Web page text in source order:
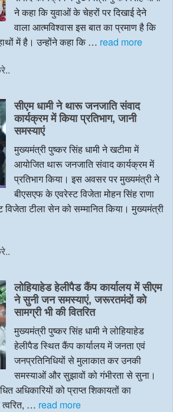
ने कहा कि युवाओं के चेहरों पर दिखाई देने
वाला आत्मविश्वास इस बात का प्रमाण है कि
में है। उन्होंने कहा कि … read more
सीएम धामी ने थारू जनजाति संवाद
कार्यक्रम में किया प्रतिभाग, जानी
समस्याएं
मुख्यमंत्री पुष्कर सिंह धामी ने खटीमा में
आयोजित थारू जनजाति संवाद कार्यक्रम में
प्रतिभाग किया। इस अवसर पर मुख्यमंत्री ने
बीएसएफ के एवरेस्ट विजेता मोहन सिंह राणा
टीला सेन को सम्मानित किया। मुख्यमंत्री
लोहियाहेड हेलीपैड कैंप कार्यालय में सीएम
ने सुनी जन समस्याएं, जरूरतमंदों को
सामग्री भी की वितरित
मुख्यमंत्री पुष्कर सिंह धामी ने लोहियाहेड
हेलीपैड स्थित कैंप कार्यालय में जनता एवं
जनप्रतिनिधियों से मुलाकात कर उनकी
समस्याओं और सुझावों को गंभीरता से सुना।
अधिकारियों को प्राप्त शिकायतों का
… read more